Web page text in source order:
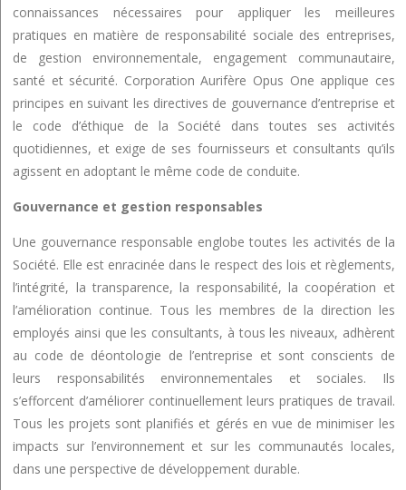
connaissances nécessaires pour appliquer les meilleures
pratiques en matière de responsabilité sociale des entreprises,
de gestion environnementale, engagement communautaire,
santé et sécurité. Corporation Aurifère Opus One applique ces
principes en suivant les directives de gouvernance d’entreprise et
le code d’éthique de la Société dans toutes ses activités
quotidiennes, et exige de ses fournisseurs et consultants qu’ils
agissent en adoptant le même code de conduite.
Gouvernance et gestion responsables
Une gouvernance responsable englobe toutes les activités de la
Société. Elle est enracinée dans le respect des lois et règlements,
l’intégrité, la transparence, la responsabilité, la coopération et
l’amélioration continue. Tous les membres de la direction les
employés ainsi que les consultants, à tous les niveaux, adhèrent
au code de déontologie de l’entreprise et sont conscients de
leurs responsabilités environnementales et sociales. Ils
s’efforcent d’améliorer continuellement leurs pratiques de travail.
Tous les projets sont planifiés et gérés en vue de minimiser les
impacts sur l’environnement et sur les communautés locales,
dans une perspective de développement durable.